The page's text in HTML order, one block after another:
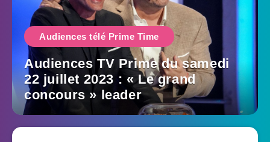
Audiences télé Prime Time
Audiences TV Prime du samedi
22 juillet 2023 : « Le grand
concours » leader